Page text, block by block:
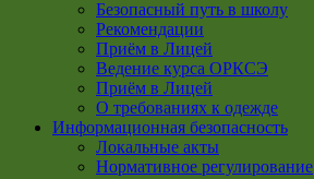
Безопасный путь в школу
Рекомендации
Приём в Лицей
Ведение курса ОРКСЭ
Приём в Лицей
О требованиях к одежде
Информационная безопасность
Локальные акты
Нормативное регулирование